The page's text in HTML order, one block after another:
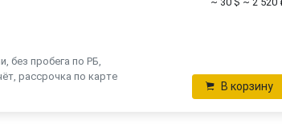
без пробега по РБ,
рассрочка по карте
В корзину